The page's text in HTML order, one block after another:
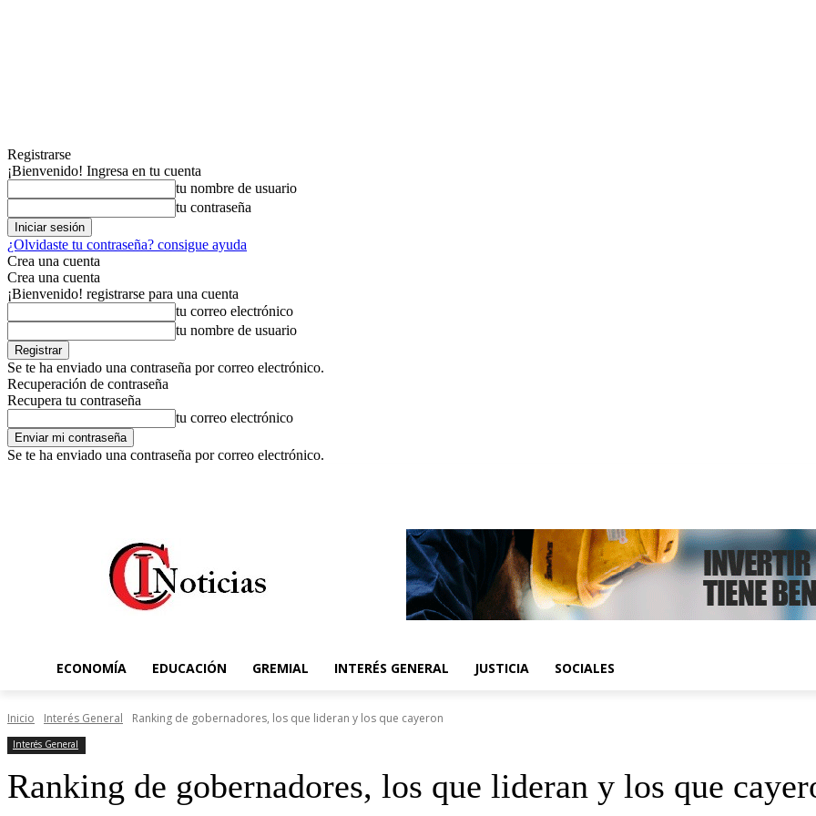
Registrarse
¡Bienvenido! Ingresa en tu cuenta
tu nombre de usuario
tu contraseña
¿Olvidaste tu contraseña? consigue ayuda
Crea una cuenta
Crea una cuenta
¡Bienvenido! registrarse para una cuenta
tu correo electrónico
tu nombre de usuario
Se te ha enviado una contraseña por correo electrónico.
Recuperación de contraseña
Recupera tu contraseña
tu correo electrónico
Se te ha enviado una contraseña por correo electrónico.
ECONOMÍA EDUCACIÓN GREMIAL INTERÉS GENERAL JUSTICIA SOCIALES
Inicio Interés General Ranking de gobernadores, los que lideran y los que cayeron
Interés General
Ranking de gobernadores, los que lideran y los que